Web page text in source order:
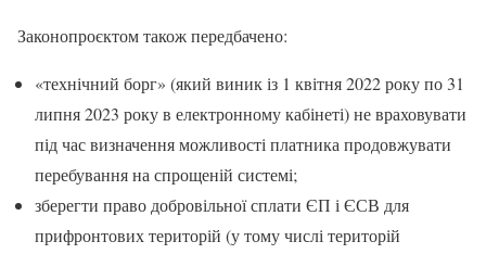
Законопроєктом також передбачено:
«технічний борг» (який виник із 1 квітня 2022 року по 31
липня 2023 року в електронному кабінеті) не враховувати
під час визначення можливості платника продовжувати
перебування на спрощеній системі;
зберегти право добровільної сплати ЄП і ЄСВ для
прифронтових територій (у тому числі територій